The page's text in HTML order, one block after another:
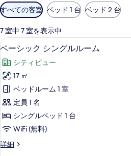
利
用
可
能
な
客
室
の
絞
り
込
み
条
すべての客室 ベッド 1 台 ベッド 2 台
7 室中 7 室を表示中
ベ
ー
シ
ッ
ク
シ
ン
グ
ル
ベ
5
ベーシック シングルルーム
シティビュー
17 ㎡
ベッドルーム 1 室
定員 1 名
シングルベッド 1 台
WiFi (無料)
詳細
ベ